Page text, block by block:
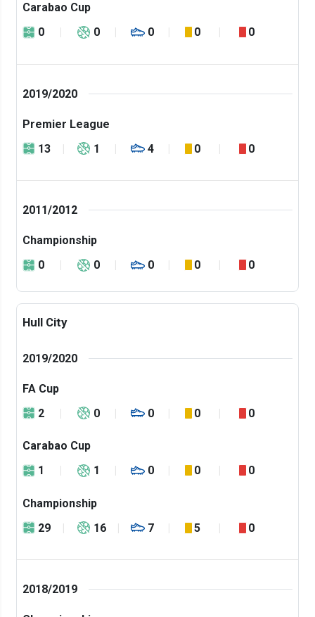
Carabao Cup
0
0 0 0 0
2019/2020
Premier League
13
1 4 0 0
2011/2012
Championship
0
0 0 0 0
Hull City
2019/2020
FA Cup
2
0 0 0 0
Carabao Cup
1
1 0 0 0
Championship
29
16 7 5 0
2018/2019